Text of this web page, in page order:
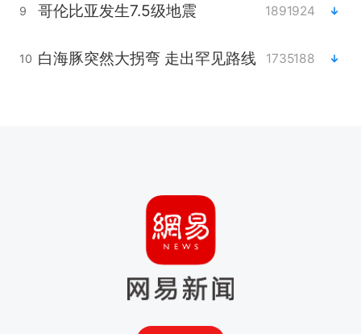
9 哥伦比亚发生7.5级地震 1891924
10 白海豚突然大拐弯 走出罕见路线 1735188